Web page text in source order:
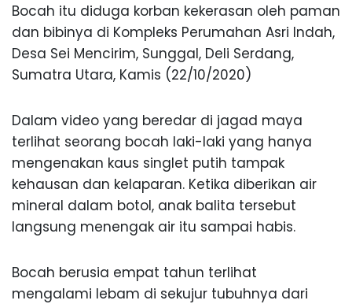
Bocah itu diduga korban kekerasan oleh paman
dan bibinya di Kompleks Perumahan Asri Indah,
Desa Sei Mencirim, Sunggal, Deli Serdang,
Sumatra Utara, Kamis (22/10/2020)
Dalam video yang beredar di jagad maya
terlihat seorang bocah laki-laki yang hanya
mengenakan kaus singlet putih tampak
kehausan dan kelaparan. Ketika diberikan air
mineral dalam botol, anak balita tersebut
langsung menengak air itu sampai habis.
Bocah berusia empat tahun terlihat
mengalami lebam di sekujur tubuhnya dari